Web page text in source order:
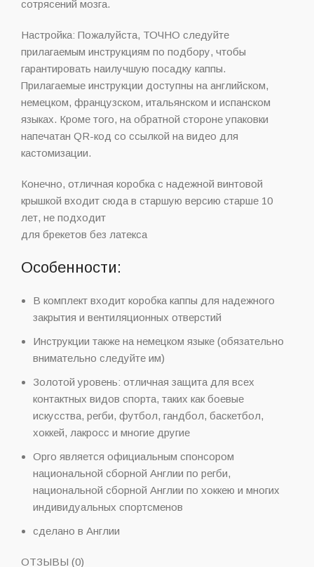
сотрясений мозга.
Настройка: Пожалуйста, ТОЧНО следуйте
прилагаемым инструкциям по подбору, чтобы
гарантировать наилучшую посадку каппы.
Прилагаемые инструкции доступны на английском,
немецком, французском, итальянском и испанском
языках. Кроме того, на обратной стороне упаковки
напечатан QR-код со ссылкой на видео для
кастомизации.
Конечно, отличная коробка с надежной винтовой
крышкой входит сюда в старшую версию старше 10
лет, не подходит
для брекетов без латекса
Особенности:
В комплект входит коробка каппы для надежного
закрытия и вентиляционных отверстий
Инструкции также на немецком языке (обязательно
внимательно следуйте им)
Золотой уровень: отличная защита для всех
контактных видов спорта, таких как боевые
искусства, регби, футбол, гандбол, баскетбол,
хоккей, лакросс и многие другие
Opro является официальным спонсором
национальной сборной Англии по регби,
национальной сборной Англии по хоккею и многих
индивидуальных спортсменов
сделано в Англии
ОТЗЫВЫ (0)